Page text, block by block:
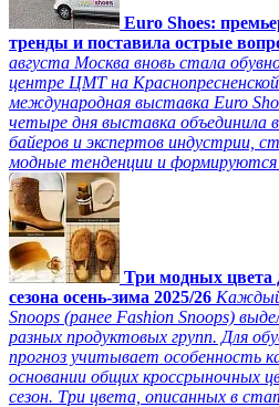
Euro Shoes:
тренды и поставила острые
августа Москва вновь стала
центре ЦМТ на
международная выставка Euro
четыре дня выставка объединила
байеров и экспертов индустрии,
модные тенденции и формируются
Три модных цвета
сезона осень-зима 2025/26 Каждый
Snoops (ранее Fashion Snoops)
разных продуктовых групп. Для
прогноз учитывает особенность
основании общих кроссрыночных
сезон. Три цвета, описанных в